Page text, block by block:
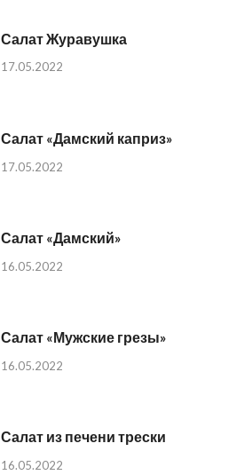
Салат Журавушка
17.05.2022
Салат «Дамский каприз»
17.05.2022
Салат «Дамский»
16.05.2022
Салат «Мужские грезы»
16.05.2022
Салат из печени трески
16.05.2022